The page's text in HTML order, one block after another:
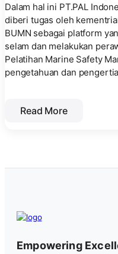
Dalam hal ini PT.PAL
diberi tugas oleh
BUMN sebagai platform
selam dan melakukan
Pelatihan Marine Safety
pengetahuan dan
Read More
Empowering